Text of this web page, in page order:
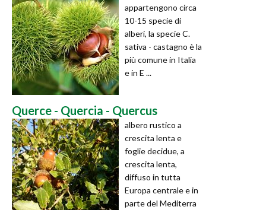
appartengono circa
10-15 specie di
alberi, la specie C.
sativa - castagno è la
più comune in Italia
e in E ...
Querce - Quercia - Quercus
albero rustico a
crescita lenta e
foglie decidue, a
crescita lenta,
diffuso in tutta
Europa centrale e in
parte del Mediterra